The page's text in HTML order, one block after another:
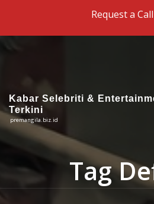
Request a
Kabar Selebriti &
Terkini
premangila.biz.id
Tag